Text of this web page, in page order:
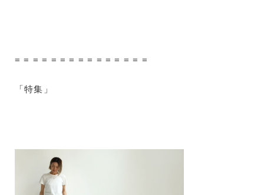
= = = = = = = = = = = = = = =
「特集」